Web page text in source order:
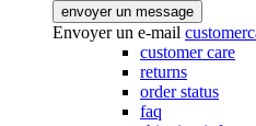
envoyer un message
Envoyer un e-mail
customer care
returns
order status
faq